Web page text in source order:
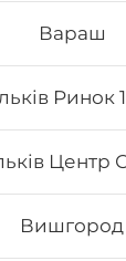
Вараш
Ринок
Центр
Вишгород